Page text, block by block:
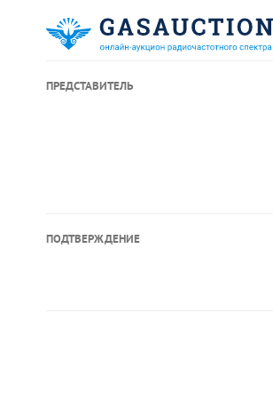
ПРЕДСТАВИТЕЛЬ
ПОДТВЕРЖДЕНИЕ